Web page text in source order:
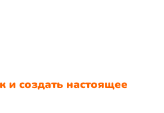
создать настоящее